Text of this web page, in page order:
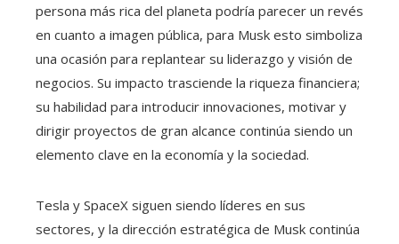
persona más rica del planeta podría parecer un revés
en cuanto a imagen pública, para Musk esto simboliza
una ocasión para replantear su liderazgo y visión de
negocios. Su impacto trasciende la riqueza financiera;
su habilidad para introducir innovaciones, motivar y
dirigir proyectos de gran alcance continúa siendo un
elemento clave en la economía y la sociedad.
Tesla y SpaceX siguen siendo líderes en sus
sectores, y la dirección estratégica de Musk continúa